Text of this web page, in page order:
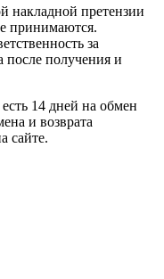
накладной претензии
принимаются.
за
после получения и
14 дней на обмен
и возврата
сайте.